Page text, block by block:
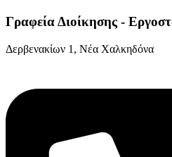
Γραφεία Διοίκησης -
Δερβενακίων 1, Νέα Χαλκηδόνα